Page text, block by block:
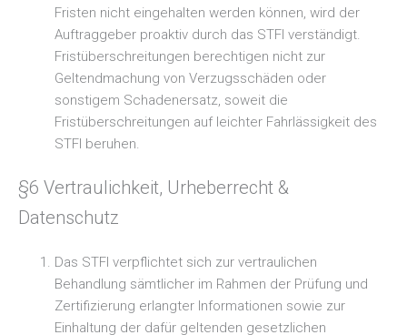
Fristen nicht eingehalten werden können, wird der
Auftraggeber proaktiv durch das STFI verständigt.
Fristüberschreitungen berechtigen nicht zur
Geltendmachung von Verzugsschäden oder
sonstigem Schadenersatz, soweit die
Fristüberschreitungen auf leichter Fahrlässigkeit des
STFI beruhen.
§6 Vertraulichkeit, Urheberrecht &
Datenschutz
Das STFI verpflichtet sich zur vertraulichen
Behandlung sämtlicher im Rahmen der Prüfung und
Zertifizierung erlangter Informationen sowie zur
Einhaltung der dafür geltenden gesetzlichen